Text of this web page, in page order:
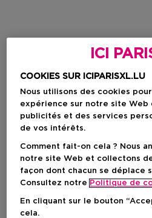
ICI
COOKIES SUR ICIPARISXL.LU
Nous utilisons des cookies
expérience sur notre site Web
publicités et des services
de vos intérêts.
Comment fait-on cela ? Nous
notre site Web et collectons
façon dont chacun se déplace
Consultez notre Politique de
En cliquant sur le bouton
cela.